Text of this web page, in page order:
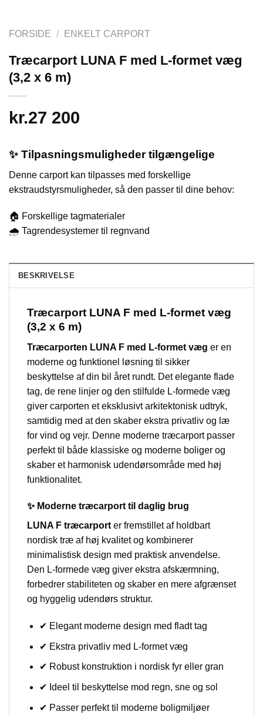
FORSIDE / ENKELT CARPORT
Træcarport LUNA F med L-formet væg
(3,2 x 6 m)
kr.27 200
✨ Tilpasningsmuligheder tilgængelige
Denne carport kan tilpasses med forskellige
ekstraudstyrsmuligheder, så den passer til dine behov:
🏠 Forskellige tagmaterialer
🌧️ Tagrendesystemer til regnvand
BESKRIVELSE
Træcarport LUNA F med L-formet væg
(3,2 x 6 m)
Træcarporten LUNA F med L-formet væg er en
moderne og funktionel løsning til sikker
beskyttelse af din bil året rundt. Det elegante flade
tag, de rene linjer og den stilfulde L-formede væg
giver carporten et eksklusivt arkitektonisk udtryk,
samtidig med at den skaber ekstra privatliv og læ
for vind og vejr. Denne moderne træcarport passer
perfekt til både klassiske og moderne boliger og
skaber et harmonisk udendørsområde med høj
funktionalitet.
✨ Moderne træcarport til daglig brug
LUNA F træcarport er fremstillet af holdbart
nordisk træ af høj kvalitet og kombinerer
minimalistisk design med praktisk anvendelse.
Den L-formede væg giver ekstra afskærmning,
forbedrer stabiliteten og skaber en mere afgrænset
og hyggelig udendørs struktur.
✔ Elegant moderne design med fladt tag
✔ Ekstra privatliv med L-formet væg
✔ Robust konstruktion i nordisk fyr eller gran
✔ Ideel til beskyttelse mod regn, sne og sol
✔ Passer perfekt til moderne boligmiljøer